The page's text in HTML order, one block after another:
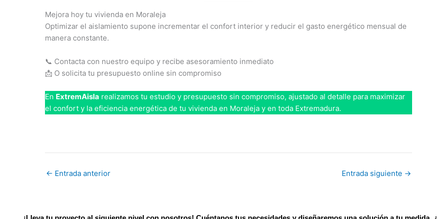
Mejora hoy tu vivienda en Moraleja
Optimizar el aislamiento supone incrementar el confort interior y reducir el gasto energético mensual de
manera constante.
📞 Contacta con nuestro equipo y recibe asesoramiento inmediato
📩 O solicita tu presupuesto online sin compromiso
En ExtremAisla realizamos tu estudio y presupuesto sin compromiso, ajustado al detalle para maximizar
el confort y la eficiencia energética de tu vivienda en Moraleja y en toda Extremadura.
← Entrada anterior Entrada siguiente →